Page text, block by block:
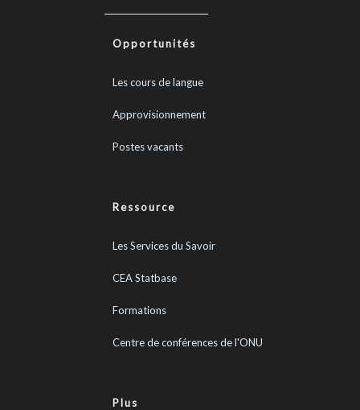
Opportunités
Les cours de langue
Approvisionnement
Postes vacants
Ressource
Les Services du Savoir
CEA Statbase
Formations
Centre de conférences de l'ONU
Plus